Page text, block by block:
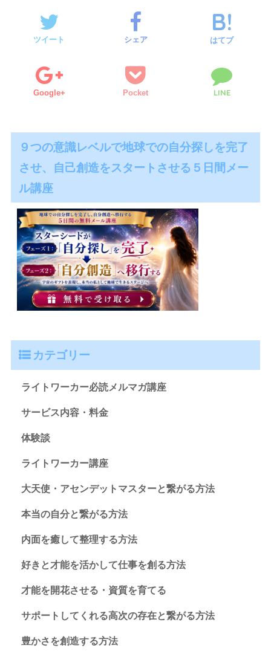
ツイート シェア はてブ
Google+ Pocket LINE
９つの意識レベルで地球での自分探しを完了
させ、自己創造をスタートさせる５日間メー
ル講座
カテゴリー
ライトワーカー必読メルマガ講座
サービス内容・料金
体験談
ライトワーカー講座
大天使・アセンデットマスターと繋がる方法
本当の自分と繋がる方法
内面を癒して整理する方法
好きと才能を活かして仕事を創る方法
才能を開花させる・資質を育てる
サポートしてくれる高次の存在と繋がる方法
豊かさを創造する方法